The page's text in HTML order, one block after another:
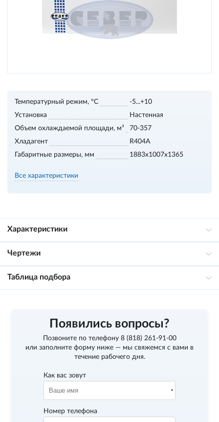
Температурный режим, °С
-5...+10
Установка
Настенная
Объем охлаждаемой площади, м³
70-357
Хладагент
R404A
Габаритные размеры, мм
1883х1007х1365
Все характеристики
Характеристики
Чертежи
Таблица подбора
Появились вопросы?
Позвоните по телефону 8 (818) 261-91-00
или заполните форму ниже — мы свяжемся с вами в
течение рабочего дня.
Как вас зовут
Номер телефона